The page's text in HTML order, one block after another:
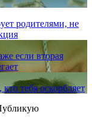
родителями, не
если вторая
тебя оскорбляет